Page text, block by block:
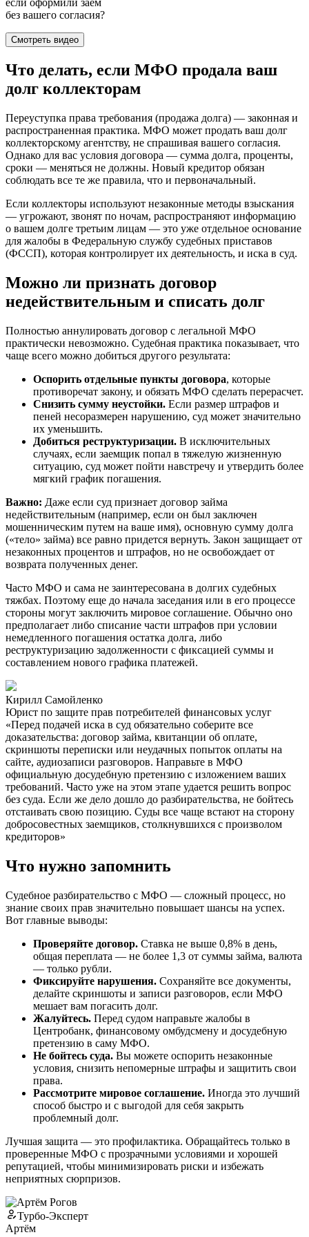
если оформили заём
без вашего согласия?
Смотреть видео
Что делать, если МФО продала ваш
долг коллекторам
Переуступка права требования (продажа долга) — законная и
распространенная практика. МФО может продать ваш долг
коллекторскому агентству, не спрашивая вашего согласия.
Однако для вас условия договора — сумма долга, проценты,
сроки — меняться не должны. Новый кредитор обязан
соблюдать все те же правила, что и первоначальный.
Если коллекторы используют незаконные методы взыскания
— угрожают, звонят по ночам, распространяют информацию
о вашем долге третьим лицам — это уже отдельное основание
для жалобы в Федеральную службу судебных приставов
(ФССП), которая контролирует их деятельность, и иска в суд.
Можно ли признать договор
недействительным и списать долг
Полностью аннулировать договор с легальной МФО
практически невозможно. Судебная практика показывает, что
чаще всего можно добиться другого результата:
Оспорить отдельные пункты договора, которые
противоречат закону, и обязать МФО сделать перерасчет.
Снизить сумму неустойки. Если размер штрафов и
пеней несоразмерен нарушению, суд может значительно
их уменьшить.
Добиться реструктуризации. В исключительных
случаях, если заемщик попал в тяжелую жизненную
ситуацию, суд может пойти навстречу и утвердить более
мягкий график погашения.
Важно: Даже если суд признает договор займа
недействительным (например, если он был заключен
мошенническим путем на ваше имя), основную сумму долга
(«тело» займа) все равно придется вернуть. Закон защищает от
незаконных процентов и штрафов, но не освобождает от
возврата полученных денег.
Часто МФО и сама не заинтересована в долгих судебных
тяжбах. Поэтому еще до начала заседания или в его процессе
стороны могут заключить мировое соглашение. Обычно оно
предполагает либо списание части штрафов при условии
немедленного погашения остатка долга, либо
реструктуризацию задолженности с фиксацией суммы и
составлением нового графика платежей.
Кирилл Самойленко
Юрист по защите прав потребителей финансовых услуг
«Перед подачей иска в суд обязательно соберите все
доказательства: договор займа, квитанции об оплате,
скриншоты переписки или неудачных попыток оплаты на
сайте, аудиозаписи разговоров. Направьте в МФО
официальную досудебную претензию с изложением ваших
требований. Часто уже на этом этапе удается решить вопрос
без суда. Если же дело дошло до разбирательства, не бойтесь
отстаивать свою позицию. Суды все чаще встают на сторону
добросовестных заемщиков, столкнувшихся с произволом
кредиторов»
Что нужно запомнить
Судебное разбирательство с МФО — сложный процесс, но
знание своих прав значительно повышает шансы на успех.
Вот главные выводы:
Проверяйте договор. Ставка не выше 0,8% в день,
общая переплата — не более 1,3 от суммы займа, валюта
— только рубли.
Фиксируйте нарушения. Сохраняйте все документы,
делайте скриншоты и записи разговоров, если МФО
мешает вам погасить долг.
Жалуйтесь. Перед судом направьте жалобы в
Центробанк, финансовому омбудсмену и досудебную
претензию в саму МФО.
Не бойтесь суда. Вы можете оспорить незаконные
условия, снизить непомерные штрафы и защитить свои
права.
Рассмотрите мировое соглашение. Иногда это лучший
способ быстро и с выгодой для себя закрыть
проблемный долг.
Лучшая защита — это профилактика. Обращайтесь только в
проверенные МФО с прозрачными условиями и хорошей
репутацией, чтобы минимизировать риски и избежать
неприятных сюрпризов.
Турбо-Эксперт
Артём